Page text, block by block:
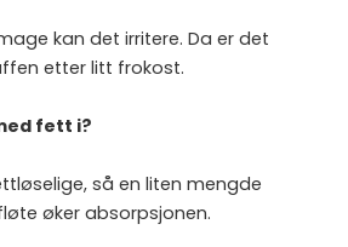
kan det irritere. Da er det
etter litt frokost.
fett i?
så en liten mengde
øker absorpsjonen.